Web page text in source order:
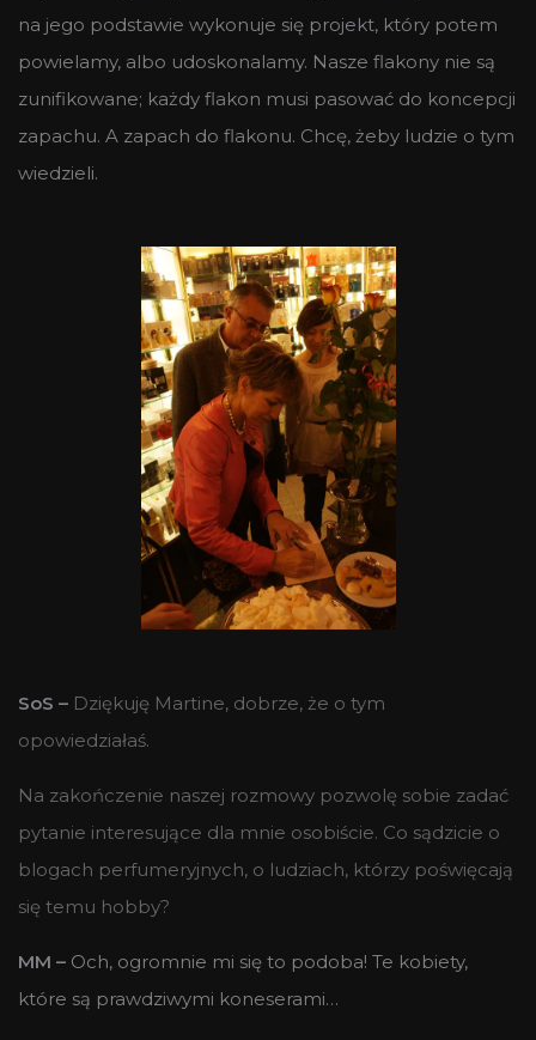
na jego podstawie wykonuje się projekt, który potem
powielamy, albo udoskonalamy. Nasze flakony nie są
zunifikowane; każdy flakon musi pasować do koncepcji
zapachu. A zapach do flakonu. Chcę, żeby ludzie o tym
wiedzieli.
SoS – Dziękuję Martine, dobrze, że o tym
opowiedziałaś.
Na zakończenie naszej rozmowy pozwolę sobie zadać
pytanie interesujące dla mnie osobiście. Co sądzicie o
blogach perfumeryjnych, o ludziach, którzy poświęcają
się temu hobby?
MM – Och, ogromnie mi się to podoba! Te kobiety,
które są prawdziwymi koneserami…